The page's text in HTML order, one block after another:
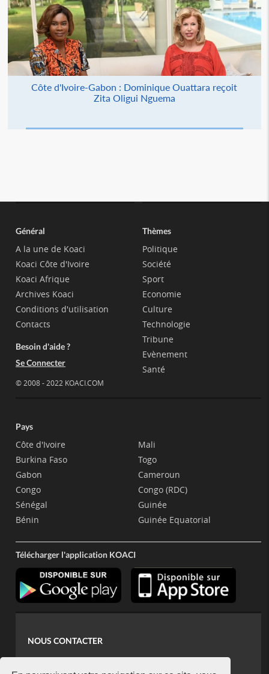
Côte d'Ivoire-Gabon : Dominique Ouattara reçoit
Zita Oligui Nguema
Général
A la une de Koaci
Koaci Côte d'Ivoire
Koaci Afrique
Archives Koaci
Conditions d'utilisation
Contacts
Besoin d'aide ?
Se Connecter
© 2008 - 2022 KOACI.COM
Thèmes
Politique
Société
Sport
Economie
Culture
Technologie
Tribune
Evènement
Santé
Pays
Côte d'Ivoire
Burkina Faso
Gabon
Congo
Sénégal
Bénin
Mali
Togo
Cameroun
Congo (RDC)
Guinée
Guinée Equatorial
Télécharger l'application KOACI
NOUS CONTACTER